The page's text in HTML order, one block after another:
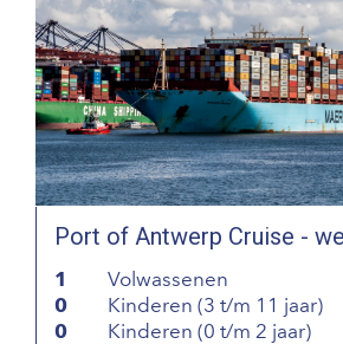
Port of Antwerp Cruise -
1 Volwassenen
0
Kinderen (3 t/m 11 jaar)
0
Kinderen (0 t/m 2 jaar)